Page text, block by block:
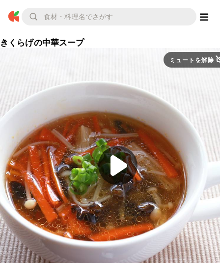
きくらげの中華スープ
ミュートを解除